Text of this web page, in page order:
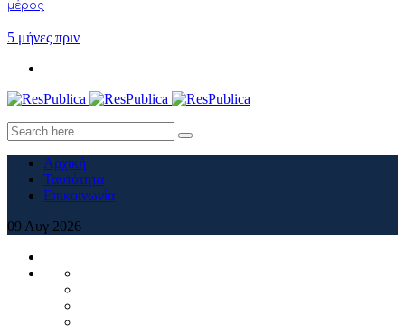
μέρος
5 μήνες πριν
Αρχική
Ταυτότητα
Επικοινωνία
09Αυγ 2026